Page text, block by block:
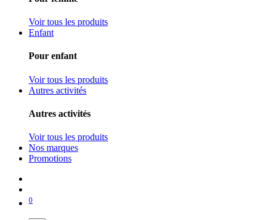
Voir tous les produits
Enfant
Pour enfant
Voir tous les produits
Autres activités
Autres activités
Voir tous les produits
Nos marques
Promotions
0